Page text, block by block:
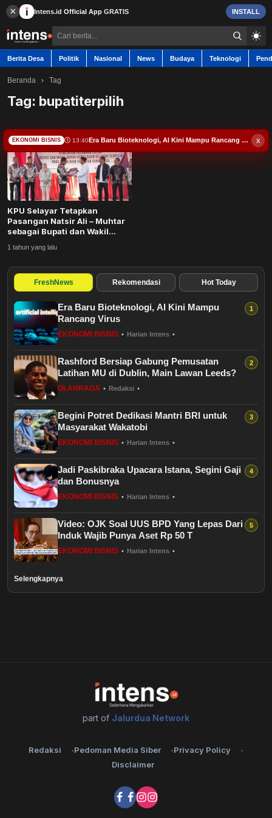
× Intens.id Official App GRATIS INSTALL
Berita Desa Politik Nasional News Budaya Teknologi
Contact
Politik
Nasional
News
Budaya
Teknologi
Pendidikan
Bursa
Hukum dan Kriminal
Kesehatan
Olahraga
Ekonomi Bisnis
Pariwisata
Healthstyle
Beranda › Tag
Tag: bupatiterpilih
KPU Selayar Tetapkan
Pasangan Natsir Ali – Muhtar
sebagai Bupati dan Wakil
1 tahun yang lalu
FreshNews Rekomendasi Hot Today
Era Baru Bioteknologi, AI Kini Mampu
Rancang Virus
EKONOMI BISNIS • Harian Intens •
Rashford Bersiap Gabung Pemusatan
Latihan MU di Dublin, Main Lawan Leeds?
OLAHRAGA • Redaksi •
Begini Potret Dedikasi Mantri BRI untuk
Masyarakat Wakatobi
EKONOMI BISNIS • Harian Intens •
Jadi Paskibraka Upacara Istana, Segini Gaji
dan Bonusnya
EKONOMI BISNIS • Harian Intens •
Video: OJK Soal UUS BPD Yang Lepas Dari
Induk Wajib Punya Aset Rp 50 T
EKONOMI BISNIS • Harian Intens •
Selengkapnya
part of Jalurdua Network
Redaksi Pedoman Media Siber
Privacy Policy
Disclaimer
x
EKONOMI BISNIS 13:40 Era Baru Bioteknologi, AI Kini Mampu Rancang Virus